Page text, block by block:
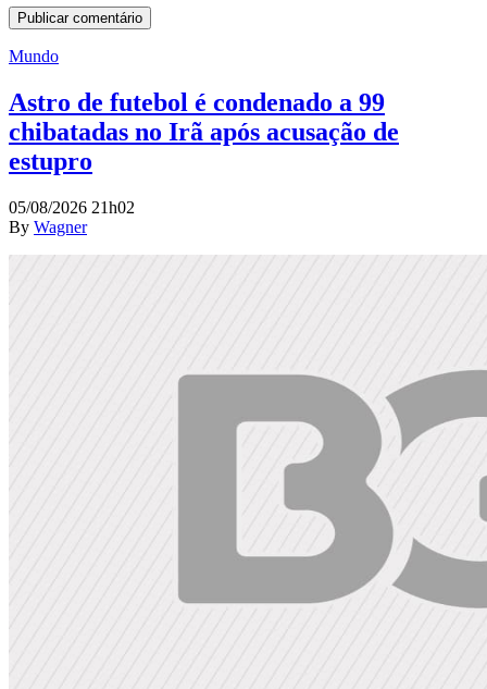
Mundo
Astro de futebol é condenado a 99
chibatadas no Irã após acusação de
estupro
05/08/2026 21h02
By Wagner